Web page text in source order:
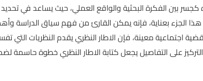
بين الفكرة البحثية والواقع العملي، حيث يساعد في تحديد
هذا الجزء بعناية، فإنه يمكن القارئ من فهم سياق الدراسة
اجتماعية معينة، فإن الاطار النظري يقدم النظريات التي
على التفاصيل يجعل كتابة الاطار النظري خطوة حاسمة